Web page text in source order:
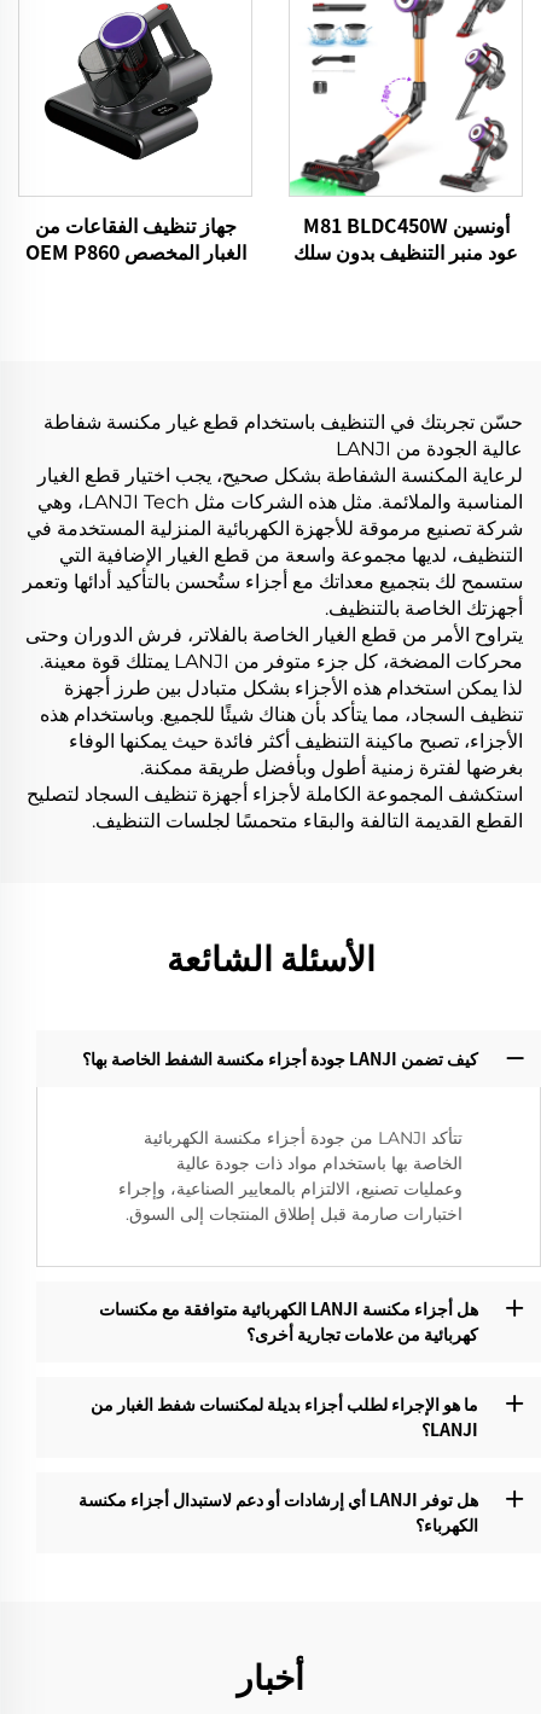
أونسين M81 BLDC450W
عود منبر التنظيف بدون سلك
جهاز تنظيف الفقاعات من
الغبار المخصص OEM P860
حسّن تجربتك في التنظيف باستخدام قطع غيار مكنسة شفاطة
عالية الجودة من LANJI
لرعاية المكنسة الشفاطة بشكل صحيح، يجب اختيار قطع الغيار
المناسبة والملائمة. مثل هذه الشركات مثل LANJI Tech، وهي
شركة تصنيع مرموقة للأجهزة الكهربائية المنزلية المستخدمة في
التنظيف، لديها مجموعة واسعة من قطع الغيار الإضافية التي
ستسمح لك بتجميع معداتك مع أجزاء ستُحسن بالتأكيد أدائها وتعمر
أجهزتك الخاصة بالتنظيف.
يتراوح الأمر من قطع الغيار الخاصة بالفلاتر، فرش الدوران وحتى
محركات المضخة، كل جزء متوفر من LANJI يمتلك قوة معينة.
لذا يمكن استخدام هذه الأجزاء بشكل متبادل بين طرز أجهزة
تنظيف السجاد، مما يتأكد بأن هناك شيئًا للجميع. وباستخدام هذه
الأجزاء، تصبح ماكينة التنظيف أكثر فائدة حيث يمكنها الوفاء
بغرضها لفترة زمنية أطول وبأفضل طريقة ممكنة.
استكشف المجموعة الكاملة لأجزاء أجهزة تنظيف السجاد لتصليح
القطع القديمة التالفة والبقاء متحمسًا لجلسات التنظيف.
الأسئلة الشائعة
كيف تضمن LANJI جودة أجزاء مكنسة الشفط الخاصة بها؟‌
تتأكد LANJI من جودة أجزاء مكنسة الكهربائية
الخاصة بها باستخدام مواد ذات جودة عالية
وعمليات تصنيع، الالتزام بالمعايير الصناعية، وإجراء
اختبارات صارمة قبل إطلاق المنتجات إلى السوق.
هل أجزاء مكنسة LANJI الكهربائية متوافقة مع مكنسات
كهربائية من علامات تجارية أخرى؟‌
ما هو الإجراء لطلب أجزاء بديلة لمكنسات شفط الغبار من
LANJI؟
هل توفر LANJI أي إرشادات أو دعم لاستبدال أجزاء مكنسة
الكهرباء؟‌
أخبار